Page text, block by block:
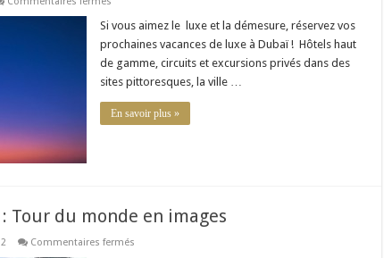
de
à
Dubaï
:
hôtels,
bonnes
adresses,
les
Si vous aimez le luxe et la démesure, réservez vos
prochaines vacances de luxe à Dubaï ! Hôtels haut
de gamme, circuits et excursions privés dans des
sites pittoresques, la ville …
En savoir plus »
Tour du monde en images
Commentaires ferméssur